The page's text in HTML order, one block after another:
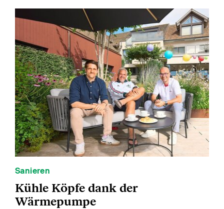
Sanieren
Kühle Köpfe dank der
Wärmepumpe